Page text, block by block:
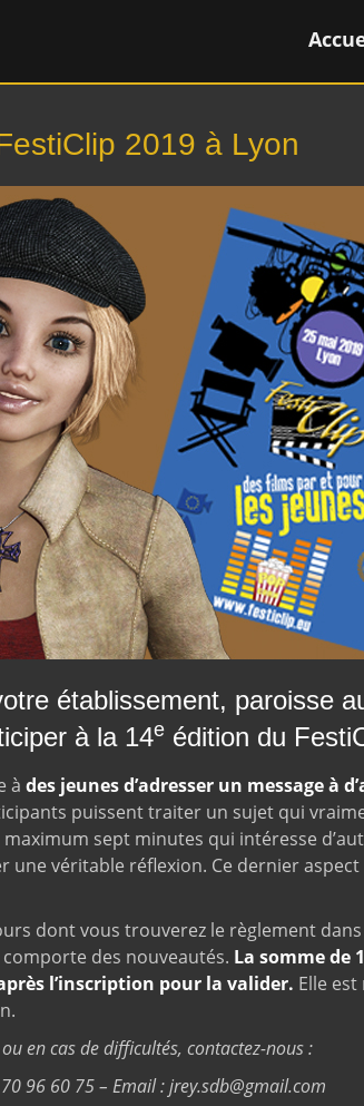
2019 à Lyon
établissement, paroisse
à la 14e édition du
à des jeunes d’adresser un message à
puissent traiter un sujet qui
sept minutes qui intéresse
une véritable réflexion. Ce dernier
dont vous trouverez le règlement
des nouveautés. La somme de
l’inscription pour la valider. Elle est
en cas de difficultés, contactez-nous :
96 60 75 – Email : jrey.sdb@gmail.com